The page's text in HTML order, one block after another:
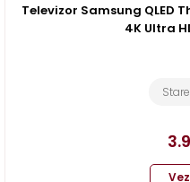
Televizor Samsung QLED
4K Ultra